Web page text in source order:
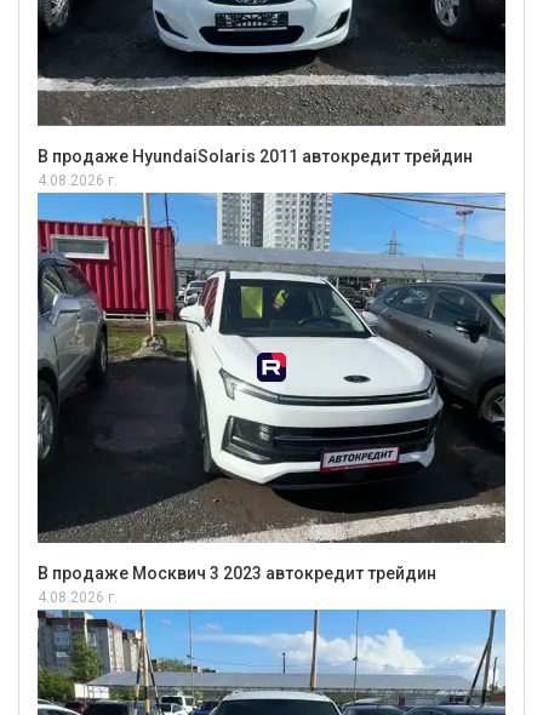
В продаже HyundaiSolaris 2011 автокредит трейдин
4.08.2026 г.
В продаже Москвич 3 2023 автокредит трейдин
4.08.2026 г.